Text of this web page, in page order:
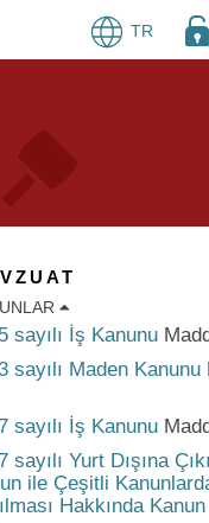
TR
sayılı İş Kanunu
sayılı Maden Kanunu
sayılı İş Kanunu
sayılı Yurt Dışına
ile Çeşitli
Hakkında Kanun